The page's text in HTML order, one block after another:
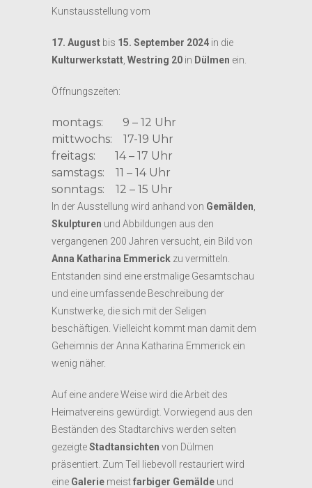
Kunstausstellung vom
17. Augustbis 15. September 2024in die
Kulturwerkstatt, Westring 20in Dülmen ein.
Öffnungszeiten:
montags: 9 – 12 Uhr
mittwochs: 17-19 Uhr
freitags: 14 – 17 Uhr
samstags: 11 – 14 Uhr
sonntags: 12 – 15 Uhr
In der Ausstellung wird anhand von Gemälden
Skulpturen und Abbildungen aus den
vergangenen 200 Jahren versucht, ein Bild von
Anna Katharina Emmerickzu vermitteln.
Entstanden sind eine erstmalige Gesamtschau
und eine umfassende Beschreibung der
Kunstwerke, die sich mit der Seligen
beschäftigen. Vielleicht kommt man damit dem
Geheimnis der Anna Katharina Emmerick ein
wenig näher.
Auf eine andere Weise wird die Arbeit des
Heimatvereins gewürdigt. Vorwiegend aus den
Beständen des Stadtarchivs werden selten
gezeigteStadtansichten von Dülmen
präsentiert. Zum Teil liebevoll restauriert wird
eine Galeriemeistfarbiger Gemäldeund